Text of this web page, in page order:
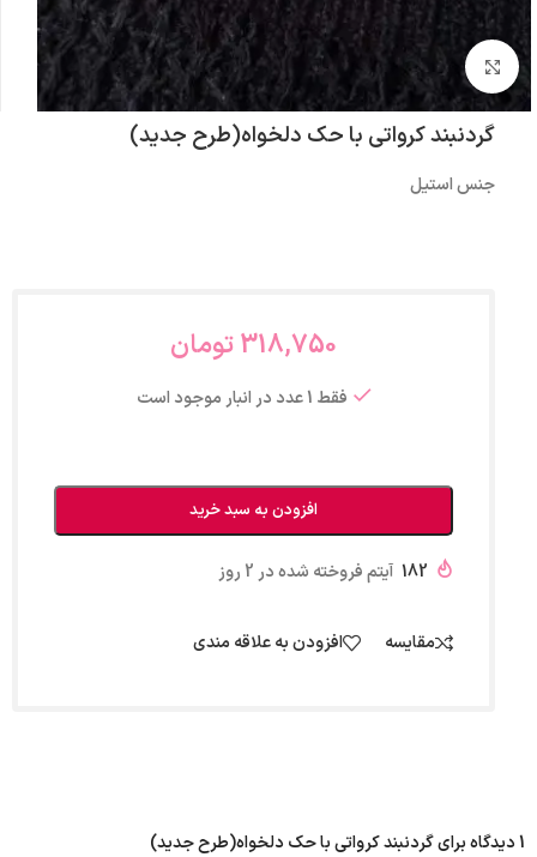
بزرگنمایی تصویر
گردنبند کرواتی با حک دلخواه(طرح جدید)
جنس استیل
318,750تومان
فقط 1 عدد در انبار موجود است
افزودن به سبد خرید
182 آیتم فروخته شده در 2 روز
مقایسه افزودن به علاقه مندی
1 دیدگاه برای گردنبند کرواتی با حک دلخواه(طرح جدید)